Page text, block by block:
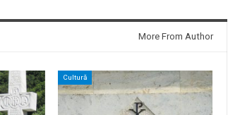
More From Author
Cultură